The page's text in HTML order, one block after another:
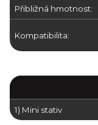
Přibližná hmotnost:
Kompatibilita:
1) Mini stativ